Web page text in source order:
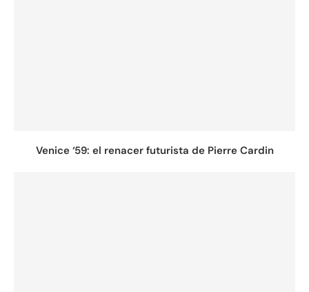
Venice ‘59: el renacer futurista de Pierre Cardin